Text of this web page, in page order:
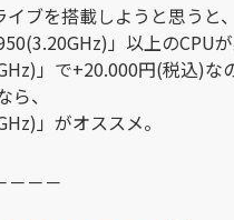
ブを搭載しようと思うと、
」以上のCPUが
」で+20.000円(税込)なの
、
」がオススメ。
－－－